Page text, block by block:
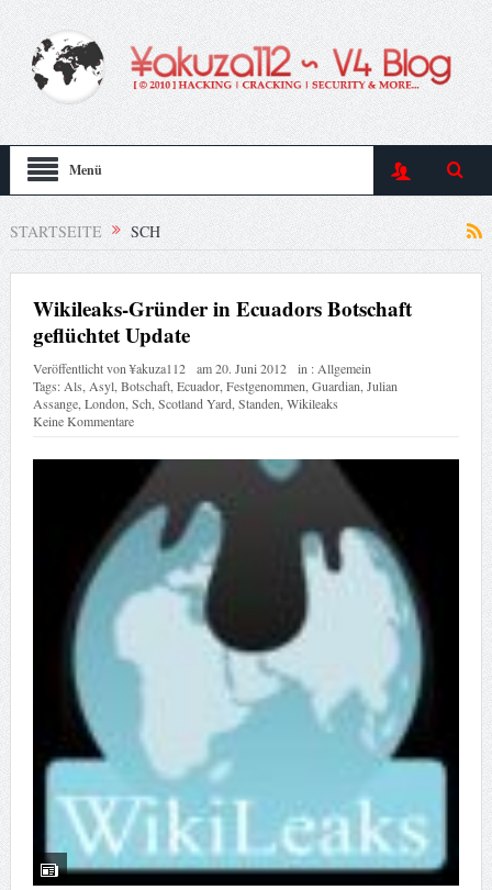
Menü
STARTSEITE SCH
Wikileaks-Gründer in Ecuadors Botschaft
geflüchtet Update
Veröffentlicht von¥akuza112 am20. Juni 2012 in : Allgemein
Tags: Als Asyl, Botschaft, Ecuador, Festgenommen Guardian Julian
Assange, London Sch Scotland Yard, Standen Wikileaks
Keine Kommentare